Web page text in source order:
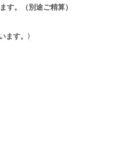
す。（別途ご精算）
ます。)